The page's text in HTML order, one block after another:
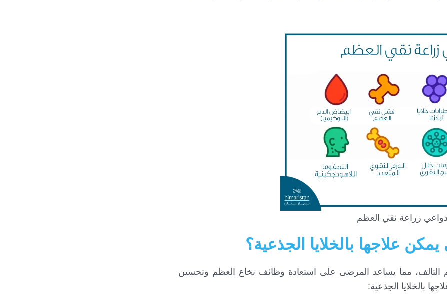
زراعة نقي العظم
علاجها بالخلايا الجذعية؟
التالف، مما يساعد المرضى على استعادة وظائف نخاع العظم وتحسين
بالخلايا الجذعية: